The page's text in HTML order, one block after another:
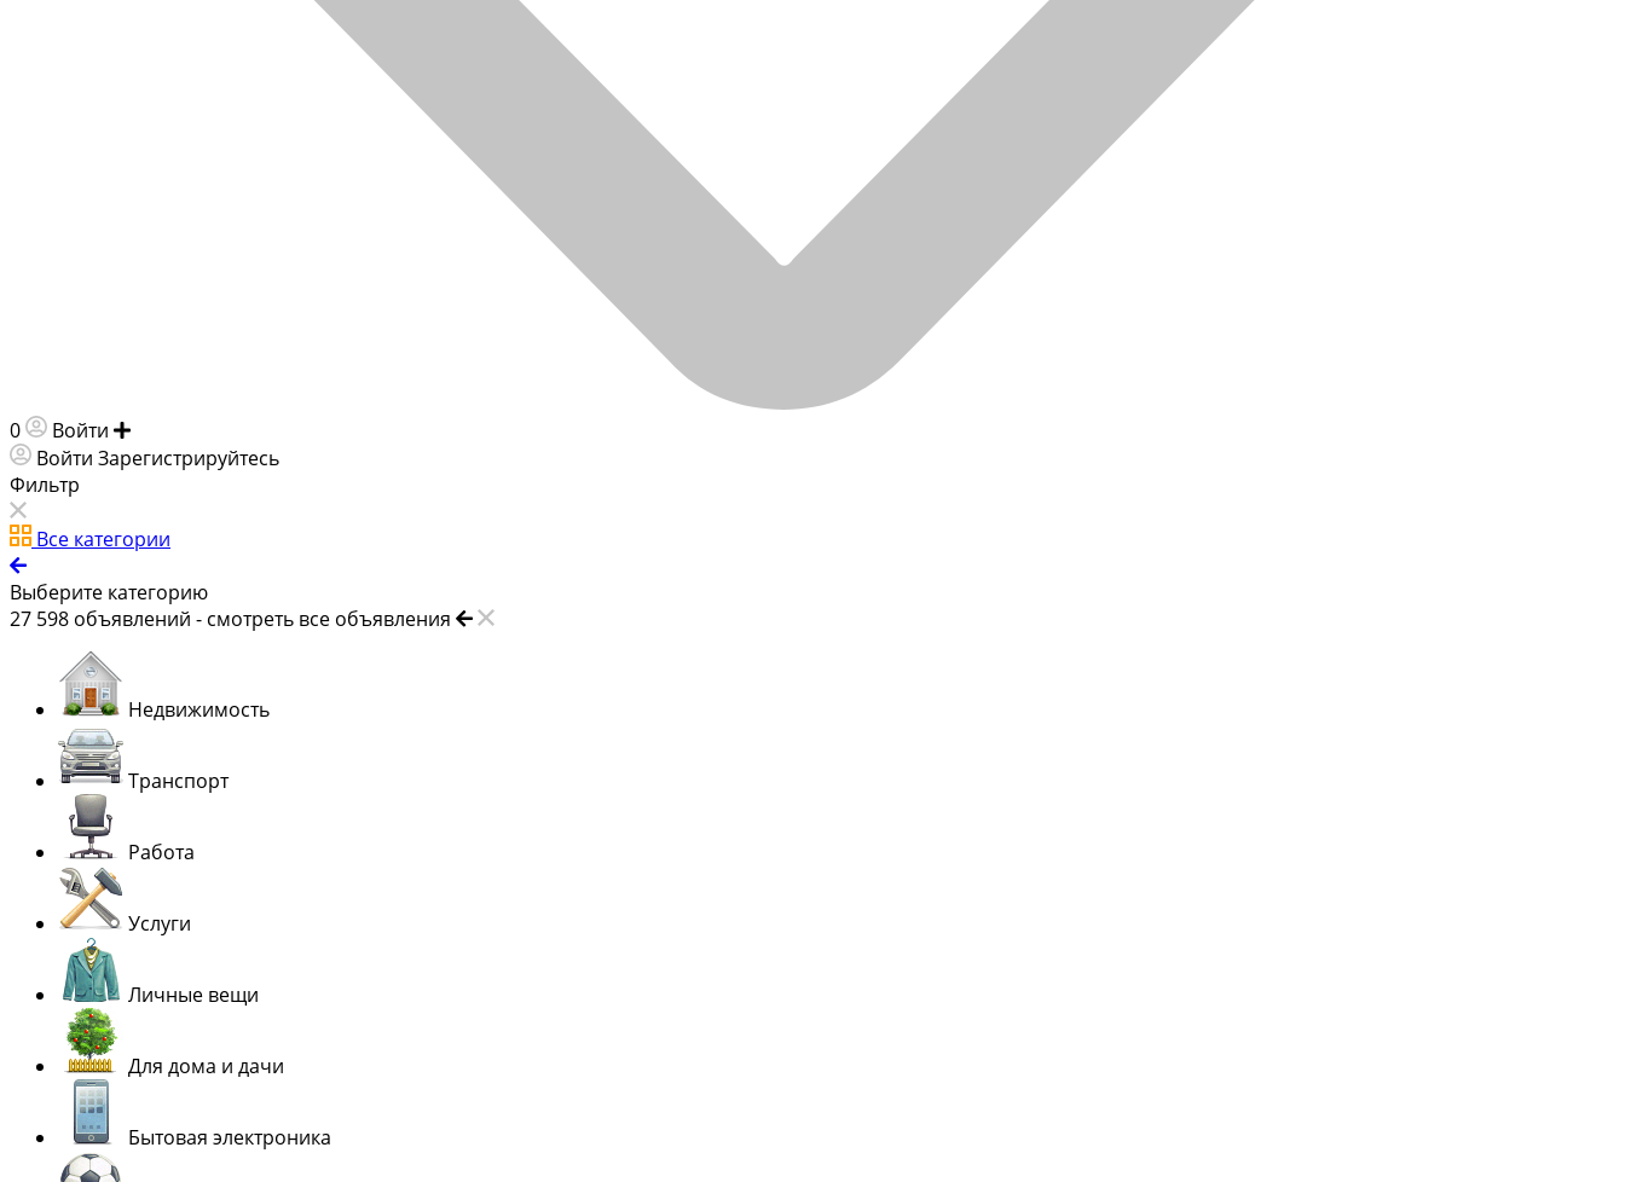
0 Войти
Войти Зарегистрируйтесь
Фильтр
Все категории
Выберите категорию
27 598 объявлений - смотреть все объявления
Недвижимость
Транспорт
Работа
Услуги
Личные вещи
Для дома и дачи
Бытовая электроника